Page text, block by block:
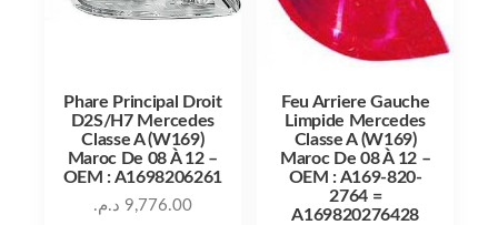
Phare Principal Droit
D2S/H7 Mercedes
Classe A (W169)
Maroc De 08 À 12 –
OEM : A1698206261
9,776.00 د.م.
Feu Arriere Gauche
Limpide Mercedes
Classe A (W169)
Maroc De 08 À 12 –
OEM : A169-820-
2764 =
A169820276428